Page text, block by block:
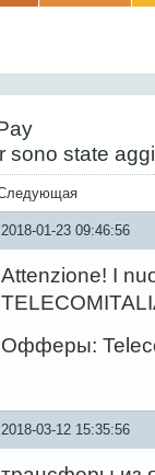
sono state
2018-01-23 09:46:56
Attenzione! I
Офферы:
2018-03-12 15:35:56